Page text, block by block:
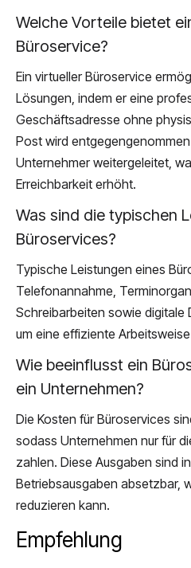
Welche Vorteile bietet
Büroservice?
Ein virtueller Büroservice
Lösungen, indem er eine
Geschäftsadresse ohne
Post wird
Unternehmer weitergeleitet,
Erreichbarkeit erhöht.
Was sind die typischen
Büroservices?
Typische Leistungen eines
Telefonannahme,
Schreibarbeiten sowie digitale
um eine effiziente
Wie beeinflusst ein
ein Unternehmen?
Die Kosten für Büroservices
sodass Unternehmen nur für
zahlen. Diese Ausgaben sind
Betriebsausgaben absetzbar,
reduzieren kann.
Empfehlung